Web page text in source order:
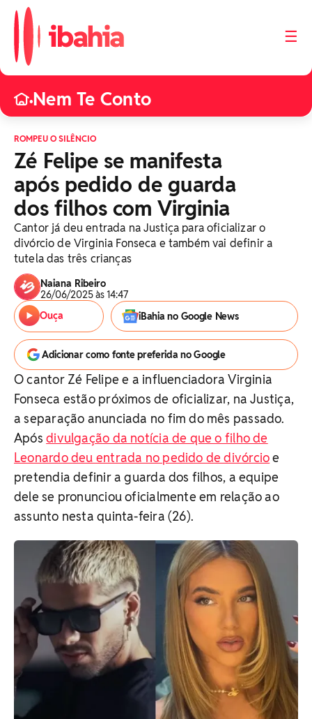
☰
•Nem Te Conto
ROMPEU O SILÊNCIO
Zé Felipe se manifesta
após pedido de guarda
dos filhos com Virginia
Cantor já deu entrada na Justiça para oficializar o
divórcio de Virginia Fonseca e também vai definir a
tutela das três crianças
Naiana Ribeiro
26/06/2025 às 14:47
Ouça
iBahia no Google News
Adicionar como fonte preferida no Google
O cantor Zé Felipe e a influenciadora Virginia
Fonseca estão próximos de oficializar, na Justiça,
a separação anunciada no fim do mês passado.
Apósdivulgação da notícia de que o filho de
Leonardo deu entrada no pedido de divórcioe
pretendia definir a guarda dos filhos, a equipe
dele se pronunciou oficialmente em relação ao
assunto nesta quinta-feira (26).